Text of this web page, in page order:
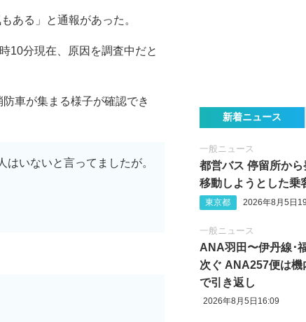
ある」と通報があった。
10分現在、原因を調査中だと
車が集まる様子が確認でき
いないと言ってましたが。
新着ニュース
一般ニュース
都営バス 停留所か
移動しようとした乗
東京都 2026年8月5日
一般ニュース
ANA羽田〜伊丹線･
次ぐ ANA257便は
で引き返し
2026年8月5日16:09